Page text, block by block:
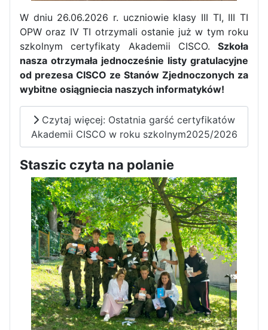
Pierwszy tydzień praktyk
zawodowych naszych uczniów
w Portugalii za nami!
W dniu 26.06.2026 r. uczniowie klasy III TI, III TI
OPW oraz IV TI otrzymali ostanie już w tym roku
szkolnym certyfikaty Akademii CISCO. Szkoła
nasza otrzymała jednocześnie listy gratulacyjne
od prezesa CISCO ze Stanów Zjednoczonych za
wybitne osiągniecia naszych informatyków!
Czytaj więcej: Ostatnia garść certyfikatów
Akademii CISCO w roku szkolnym2025/2026
Staszic czyta na polanie